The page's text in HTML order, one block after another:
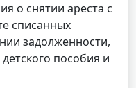
о снятии ареста с
списанных
задолженности,
пособия и